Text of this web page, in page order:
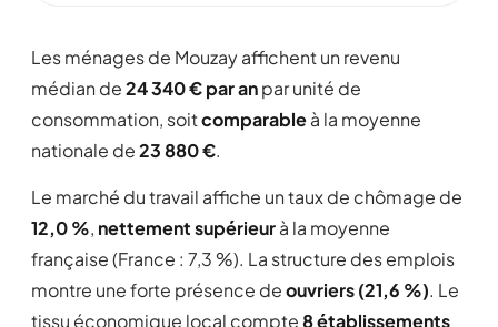
Les ménages de Mouzay affichent un revenu
médian de24 340 € par anpar unité de
consommation, soitcomparableà la moyenne
nationale de23 880 €.
Le marché du travail affiche un taux de chômage de
12,0 %, nettement supérieurà la moyenne
française (France : 7,3 %). La structure des emplois
montre une forte présence deouvriers (21,6 %). Le
tissu économique local compte8 établissements